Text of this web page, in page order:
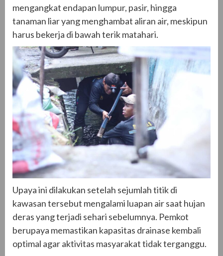
mengangkat endapan lumpur, pasir, hingga
tanaman liar yang menghambat aliran air, meskipun
harus bekerja di bawah terik matahari.
Upaya ini dilakukan setelah sejumlah titik di
kawasan tersebut mengalami luapan air saat hujan
deras yang terjadi sehari sebelumnya. Pemkot
berupaya memastikan kapasitas drainase kembali
optimal agar aktivitas masyarakat tidak terganggu.